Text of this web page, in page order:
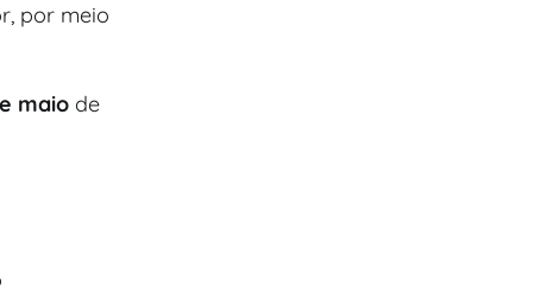
por meio
maio de